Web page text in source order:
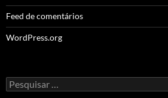
Feed de comentários
WordPress.org
Pesquisar
por: